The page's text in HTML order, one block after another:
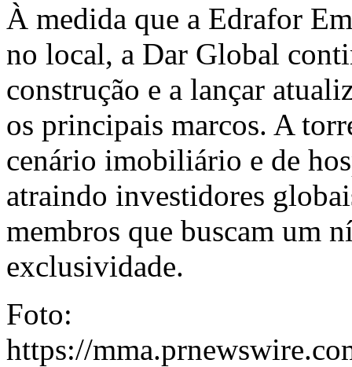
À medida que a Edrafor
no local, a Dar Global
construção e a lançar
os principais marcos. A
cenário imobiliário e de
atraindo investidores
membros que buscam um
exclusividade.
Foto:
https://